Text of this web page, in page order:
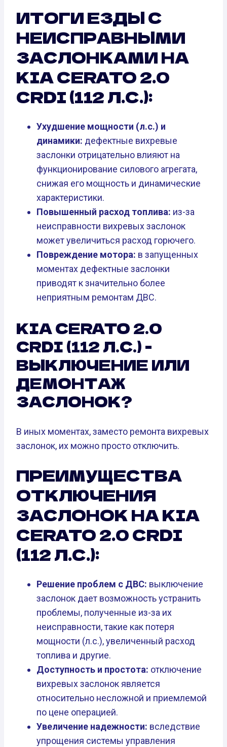
ИТОГИ ЕЗДЫ С
НЕИСПРАВНЫМИ
ЗАСЛОНКАМИ НА
KIA CERATO 2.0
CRDI (112 Л.С.):
Ухудшение мощности (л.с.) и
динамики: дефектные вихревые
заслонки отрицательно влияют на
функционирование силового агрегата,
снижая его мощность и динамические
характеристики.
Повышенный расход топлива: из-за
неисправности вихревых заслонок
может увеличиться расход горючего.
Повреждение мотора: в запущенных
моментах дефектные заслонки
приводят к значительно более
неприятным ремонтам ДВС.
KIA CERATO 2.0
CRDI (112 Л.С.) -
ВЫКЛЮЧЕНИЕ ИЛИ
ДЕМОНТАЖ
ЗАСЛОНОК?
В иных моментах, заместо ремонта вихревых
заслонок, их можно просто отключить.
ПРЕИМУЩЕСТВА
ОТКЛЮЧЕНИЯ
ЗАСЛОНОК НА KIA
CERATO 2.0 CRDI
(112 Л.С.):
Решение проблем с ДВС: выключение
заслонок дает возможность устранить
проблемы, полученные из-за их
неисправности, такие как потеря
мощности (л.с.), увеличенный расход
топлива и другие.
Доступность и простота: отключение
вихревых заслонок является
относительно несложной и приемлемой
по цене операцией.
Увеличение надежности: вследствие
упрощения системы управления